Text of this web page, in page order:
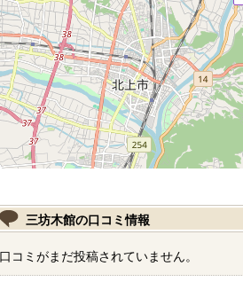
三坊木館の口コミ情報
口コミがまだ投稿されていません。